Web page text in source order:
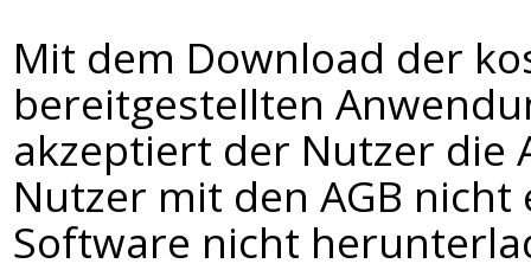
Mit dem Download der
bereitgestellten
akzeptiert der Nutzer die
Nutzer mit den AGB
Software nicht